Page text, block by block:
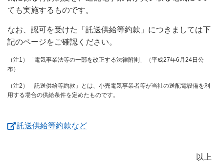
ても実施するものです。
なお、認可を受けた「託送供給等約款」につきましては下
記のページをご確認ください。
（注1）「電気事業法等の一部を改正する法律附則」（平成27年6月24日公
布）
（注2）「託送供給等約款」とは、小売電気事業者等が当社の送配電設備を利
用する場合の供給条件を定めたものです。
託送供給等約款など（新しいウィンドウを開きます）
以上